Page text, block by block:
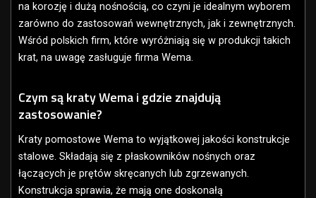
na korozję i dużą nośnością, co czyni je idealnym wyborem
zarówno do zastosowań wewnętrznych, jak i zewnętrznych.
Wśród polskich firm, które wyróżniają się w produkcji takich
krat, na uwagę zasługuje firma Wema.
Czym są kraty Wema i gdzie znajdują
zastosowanie?
Kraty pomostowe Wema to wyjątkowej jakości konstrukcje
stalowe. Składają się z płaskowników nośnych oraz
łączących je prętów skręcanych lub zgrzewanych.
Konstrukcja sprawia, że mają one doskonałą